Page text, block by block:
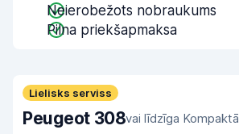
Neierobežots nobraukums
Pilna priekšapmaksa
Lielisks serviss
Peugeot 308vai līdzīga Kompaktā